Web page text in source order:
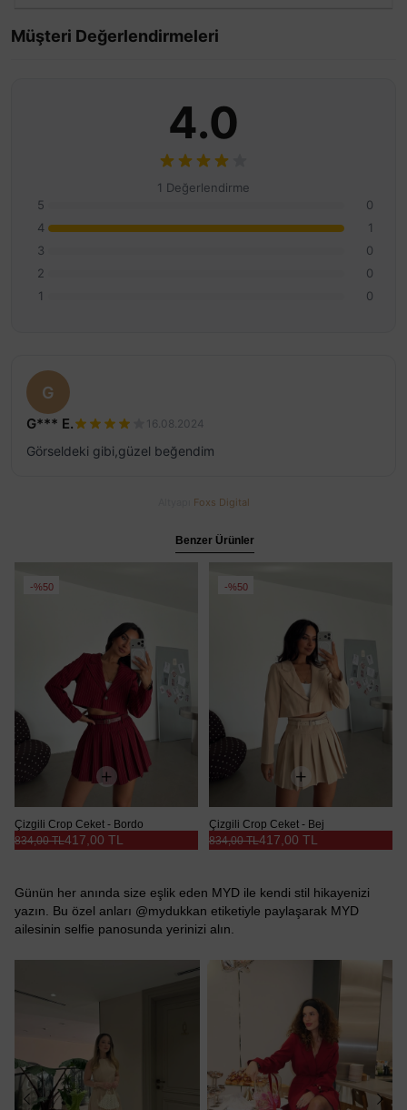
Müşteri Değerlendirmeleri
4.0
1 Değerlendirme
5
0
4
1
3
0
2
0
1
0
G
G*** E. 16.08.2024
Görseldeki gibi,güzel beğendim
Foxs Digital
Benzer Ürünler
%50
Çizgili Crop Ceket - Bordo
417,00 TL
834,00 TL
%50
Çizgili Crop Ceket - Bej
417,00 TL
834,00 TL
Günün her anında size eşlik eden MYD ile kendi stil hikayenizi
yazın. Bu özel anları @mydukkan etiketiyle paylaşarak MYD
ailesinin selfie panosunda yerinizi alın.